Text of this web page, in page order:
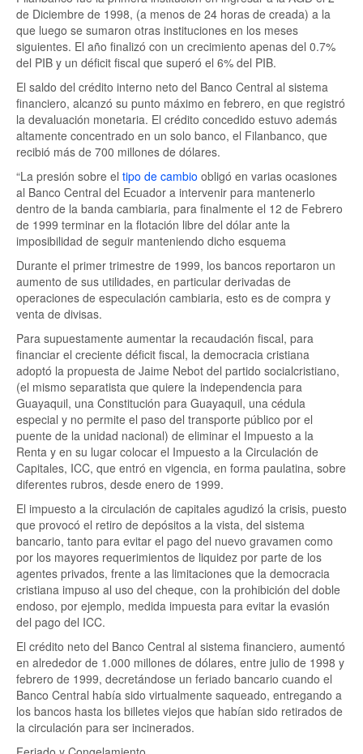
de Diciembre de 1998, (a menos de 24 horas de creada) a la
que luego se sumaron otras instituciones en los meses
siguientes. El año finalizó con un crecimiento apenas del 0.7%
del PIB y un déficit fiscal que superó el 6% del PIB.
El saldo del crédito interno neto del Banco Central al sistema
financiero, alcanzó su punto máximo en febrero, en que registró
la devaluación monetaria. El crédito concedido estuvo además
altamente concentrado en un solo banco, el Filanbanco, que
recibió más de 700 millones de dólares.
“La presión sobre el tipo de cambio obligó en varias ocasiones
al Banco Central del Ecuador a intervenir para mantenerlo
dentro de la banda cambiaria, para finalmente el 12 de Febrero
de 1999 terminar en la flotación libre del dólar ante la
imposibilidad de seguir manteniendo dicho esquema
Durante el primer trimestre de 1999, los bancos reportaron un
aumento de sus utilidades, en particular derivadas de
operaciones de especulación cambiaria, esto es de compra y
venta de divisas.
Para supuestamente aumentar la recaudación fiscal, para
financiar el creciente déficit fiscal, la democracia cristiana
adoptó la propuesta de Jaime Nebot del partido socialcristiano,
(el mismo separatista que quiere la independencia para
Guayaquil, una Constitución para Guayaquil, una cédula
especial y no permite el paso del transporte público por el
puente de la unidad nacional) de eliminar el Impuesto a la
Renta y en su lugar colocar el Impuesto a la Circulación de
Capitales, ICC, que entró en vigencia, en forma paulatina, sobre
diferentes rubros, desde enero de 1999.
El impuesto a la circulación de capitales agudizó la crisis, puesto
que provocó el retiro de depósitos a la vista, del sistema
bancario, tanto para evitar el pago del nuevo gravamen como
por los mayores requerimientos de liquidez por parte de los
agentes privados, frente a las limitaciones que la democracia
cristiana impuso al uso del cheque, con la prohibición del doble
endoso, por ejemplo, medida impuesta para evitar la evasión
del pago del ICC.
El crédito neto del Banco Central al sistema financiero, aumentó
en alrededor de 1.000 millones de dólares, entre julio de 1998 y
febrero de 1999, decretándose un feriado bancario cuando el
Banco Central había sido virtualmente saqueado, entregando a
los bancos hasta los billetes viejos que habían sido retirados de
la circulación para ser incinerados.